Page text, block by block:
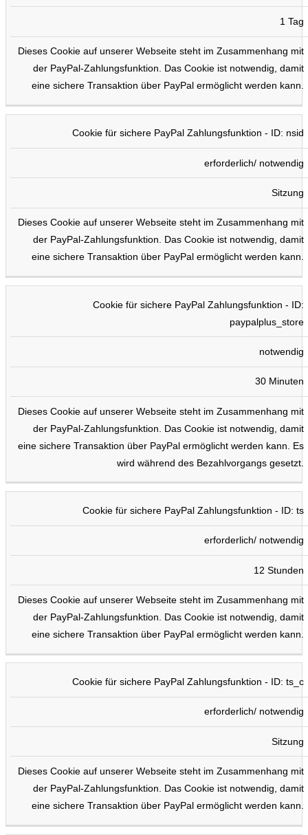
1 Tag
Dieses Cookie auf unserer Webseite steht im Zusammenhang mit
der PayPal-Zahlungsfunktion. Das Cookie ist notwendig, damit
eine sichere Transaktion über PayPal ermöglicht werden kann.
Cookie für sichere PayPal Zahlungsfunktion - ID: nsid
erforderlich/ notwendig
Sitzung
Dieses Cookie auf unserer Webseite steht im Zusammenhang mit
der PayPal-Zahlungsfunktion. Das Cookie ist notwendig, damit
eine sichere Transaktion über PayPal ermöglicht werden kann.
Cookie für sichere PayPal Zahlungsfunktion - ID:
paypalplus_store
notwendig
30 Minuten
Dieses Cookie auf unserer Webseite steht im Zusammenhang mit
der PayPal-Zahlungsfunktion. Das Cookie ist notwendig, damit
eine sichere Transaktion über PayPal ermöglicht werden kann. Es
wird während des Bezahlvorgangs gesetzt.
Cookie für sichere PayPal Zahlungsfunktion - ID: ts
erforderlich/ notwendig
12 Stunden
Dieses Cookie auf unserer Webseite steht im Zusammenhang mit
der PayPal-Zahlungsfunktion. Das Cookie ist notwendig, damit
eine sichere Transaktion über PayPal ermöglicht werden kann.
Cookie für sichere PayPal Zahlungsfunktion - ID: ts_c
erforderlich/ notwendig
Sitzung
Dieses Cookie auf unserer Webseite steht im Zusammenhang mit
der PayPal-Zahlungsfunktion. Das Cookie ist notwendig, damit
eine sichere Transaktion über PayPal ermöglicht werden kann.